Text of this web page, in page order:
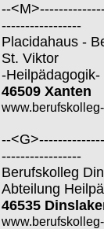
--
-----------------
Placidahaus -
St. Viktor
-Heilpädagogik-
46509 Xanten
--
-----------------
Berufskolleg
Abteilung
46535